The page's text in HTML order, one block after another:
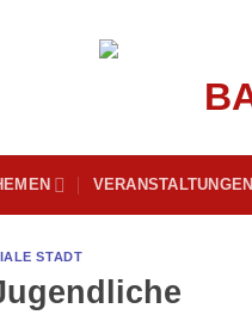
VERANSTALTUNGEN
STADT